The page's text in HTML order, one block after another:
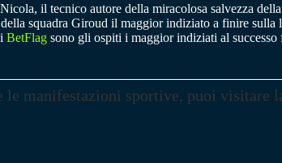
il tecnico autore della miracolosa salvezza
squadra Giroud il maggior indiziato a finire
BetFlag sono gli ospiti i maggior indiziati al successo
le manifestazioni sportive, puoi visitare